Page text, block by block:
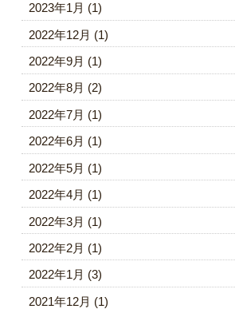
2023年1月 (1)
2022年12月 (1)
2022年9月 (1)
2022年8月 (2)
2022年7月 (1)
2022年6月 (1)
2022年5月 (1)
2022年4月 (1)
2022年3月 (1)
2022年2月 (1)
2022年1月 (3)
2021年12月 (1)